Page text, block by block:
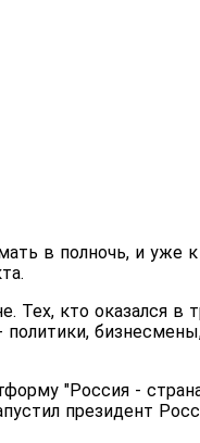
в полночь, и уже
Тех, кто оказался в
"Россия -
президент